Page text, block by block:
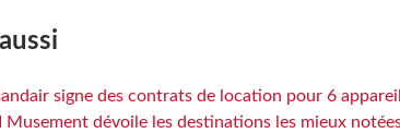
signe des contrats de location pour 6
Musement dévoile les destinations les mieux